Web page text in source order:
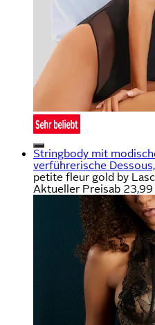
Stringbody mit
verführerische
petite fleur gold by
Aktueller Preisab 23,99